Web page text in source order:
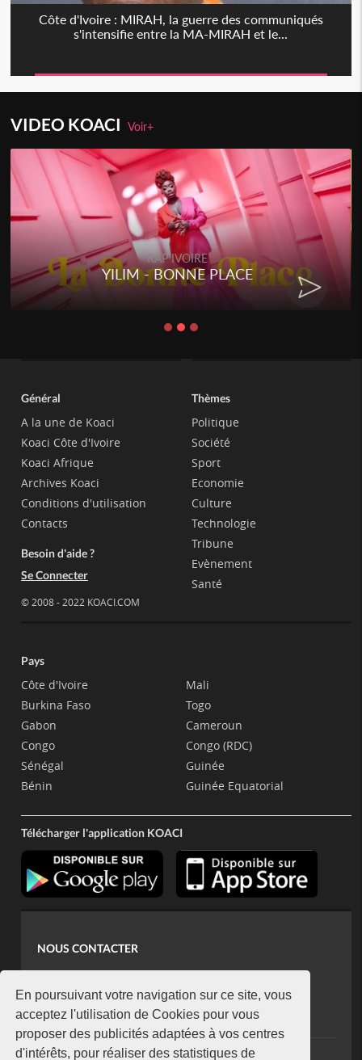
En poursuivant votre navigation sur ce site, vous
acceptez l'utilisation de Cookies pour vous
proposer des publicités adaptées à vos centres
d'intérêts, pour réaliser des statistiques de
Côte d'Ivoire : MIRAH, la guerre des communiqués
s'intensifie entre la MA-MIRAH et le...
VIDEO KOACIVoir+
RAP IVOIRE
YILIM - BONNE PLACE
Général
A la une de Koaci
Koaci Côte d'Ivoire
Koaci Afrique
Archives Koaci
Conditions d'utilisation
Contacts
Besoin d'aide ?
Se Connecter
© 2008 - 2022 KOACI.COM
Thèmes
Politique
Société
Sport
Economie
Culture
Technologie
Tribune
Evènement
Santé
Pays
Côte d'Ivoire
Burkina Faso
Gabon
Congo
Sénégal
Bénin
Mali
Togo
Cameroun
Congo (RDC)
Guinée
Guinée Equatorial
Télécharger l'application KOACI
NOUS CONTACTER
koaci@yahoo.fr
+225 07 08 85 52 93